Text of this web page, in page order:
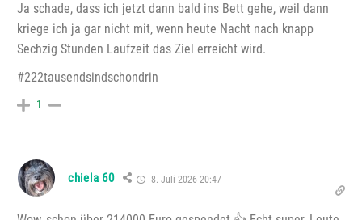
Ja schade, dass ich jetzt dann bald ins Bett gehe, weil dann
kriege ich ja gar nicht mit, wenn heute Nacht nach knapp
Sechzig Stunden Laufzeit das Ziel erreicht wird.
#222tausendsindschondrin
1
chiela 60 8. Juli 2026 20:47